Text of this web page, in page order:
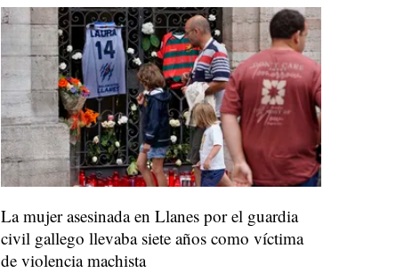
La mujer asesinada en Llanes por el guardia
civil gallego llevaba siete años como víctima
de violencia machista